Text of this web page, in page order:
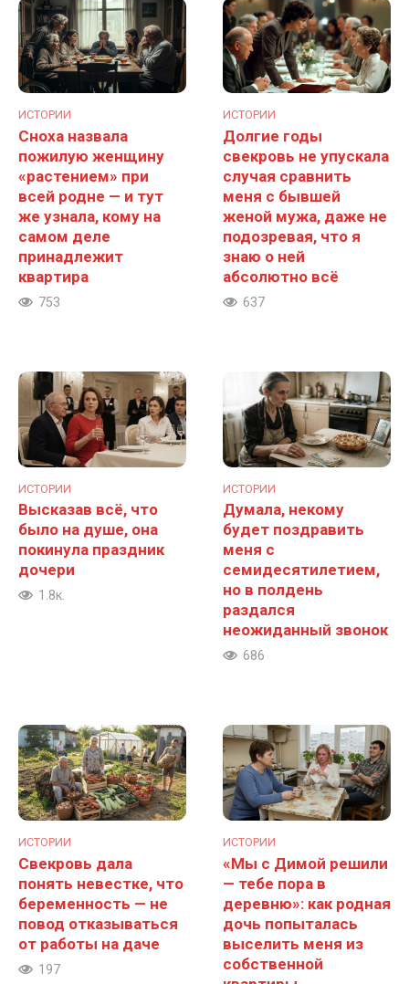
ИСТОРИИ
Сноха назвала
пожилую женщину
«растением» при
всей родне — и тут
же узнала, кому на
самом деле
принадлежит
квартира
753
ИСТОРИИ
Долгие годы
свекровь не упускала
случая сравнить
меня с бывшей
женой мужа, даже не
подозревая, что я
знаю о ней
абсолютно всё
637
ИСТОРИИ
Высказав всё, что
было на душе, она
покинула праздник
дочери
1.8к.
ИСТОРИИ
Думала, некому
будет поздравить
меня с
семидесятилетием,
но в полдень
раздался
неожиданный звонок
686
ИСТОРИИ
Свекровь дала
понять невестке, что
беременность — не
повод отказываться
от работы на даче
197
ИСТОРИИ
«Мы с Димой решили
— тебе пора в
деревню»: как родная
дочь попыталась
выселить меня из
собственной